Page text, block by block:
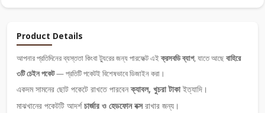
Product Details
আপনার প্রতিদিনের ব্যস্ততা কিংবা ট্যুরের জন্য পারফেক্ট এইক্রসবডি ব্যাগ, যাতে আছেবাহিরে
৩টি চেইন পকেট— প্রতিটি পকেটই বিশেষভাবে ডিজাইন করা।
একদম সামনের ছোট পকেটে রাখতে পারবেনক্যাবল, খুচরা টাকাইত্যাদি।
মাঝখানের পকেটটি আদর্শচার্জার ও হেডফোন বক্সরাখার জন্য।